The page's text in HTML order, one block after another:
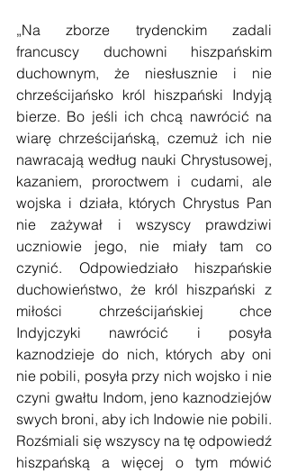
„Na zborze trydenckim zadali
francuscy duchowni hiszpańskim
duchownym, że niesłusznie i nie
chrześcijańsko król hiszpański Indyją
bierze. Bo jeśli ich chcą nawrócić na
wiarę chrześcijańską, czemuż ich nie
nawracają według nauki Chrystusowej,
kazaniem, proroctwem i cudami, ale
wojska i działa, których Chrystus Pan
nie zażywał i wszyscy prawdziwi
uczniowie jego, nie miały tam co
czynić. Odpowiedziało hiszpańskie
duchowieństwo, że król hiszpański z
miłości chrześcijańskiej chce
Indyjczyki nawrócić i posyła
kaznodzieje do nich, których aby oni
nie pobili, posyła przy nich wojsko i nie
czyni gwałtu Indom, jeno kaznodziejów
swych broni, aby ich Indowie nie pobili.
Rozśmiali się wszyscy na tę odpowiedź
hiszpańską a więcej o tym mówić